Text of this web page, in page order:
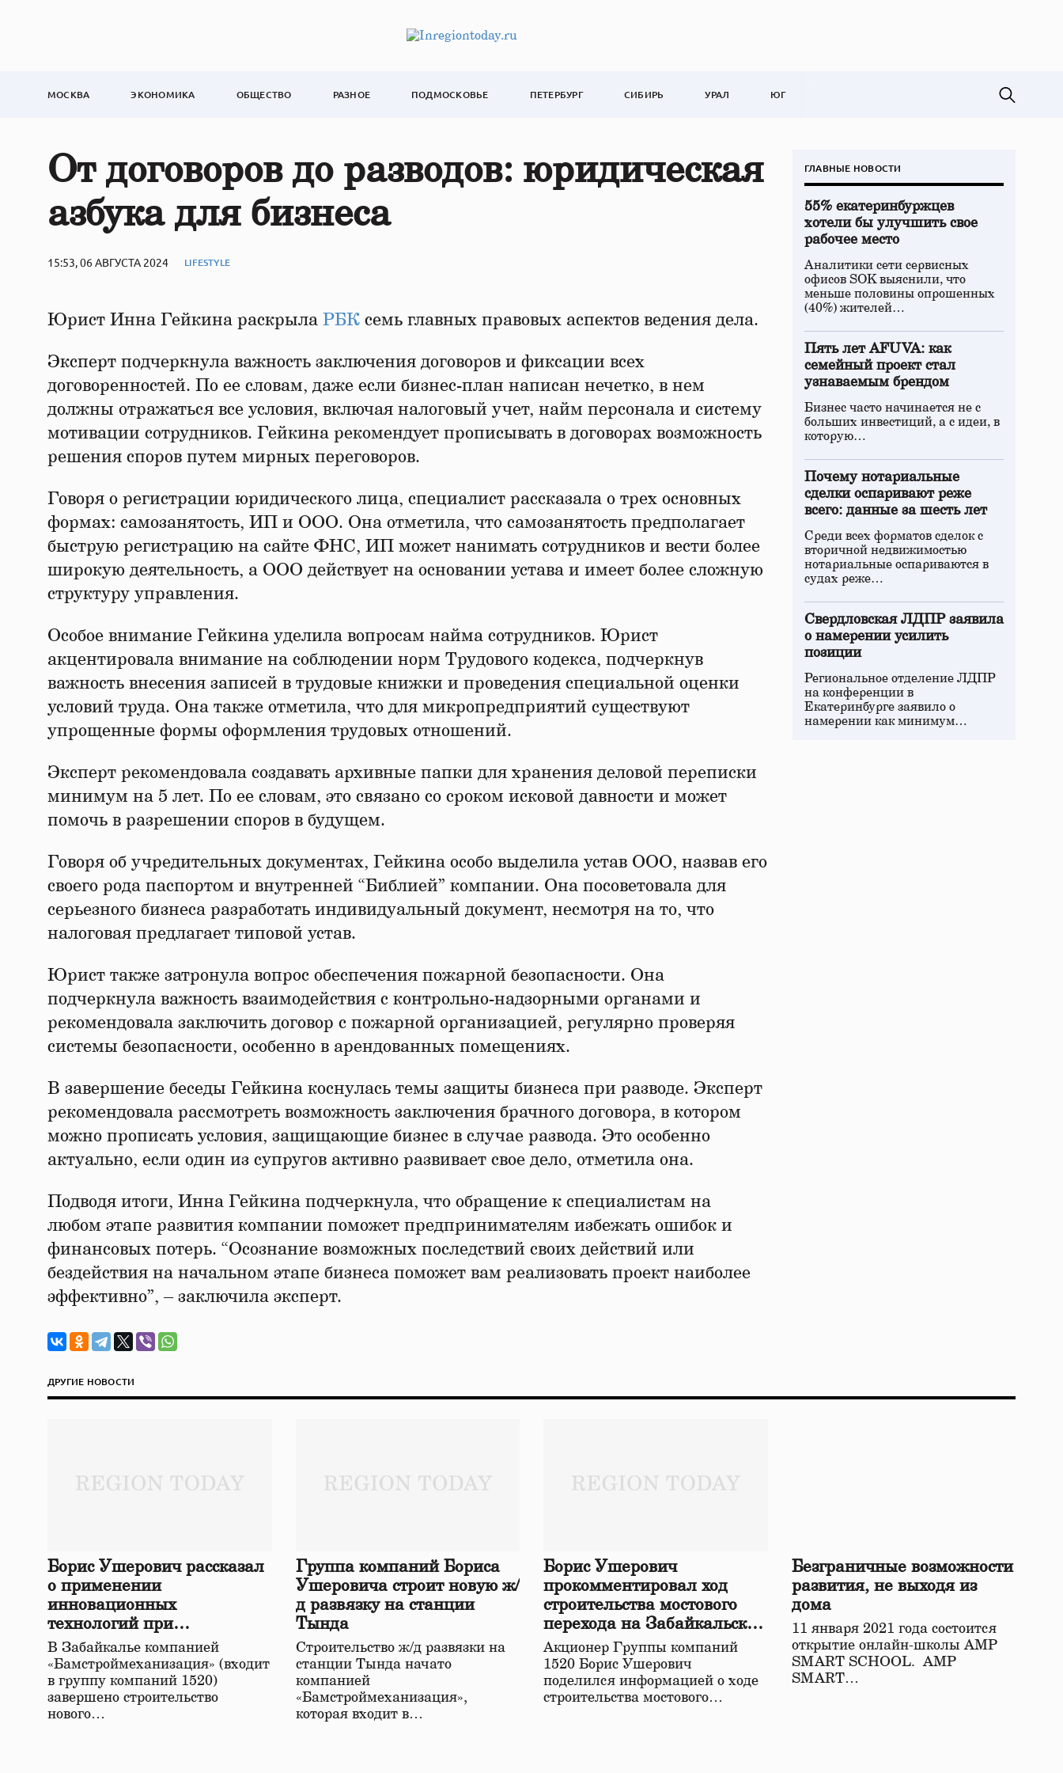
МОСКВА ЭКОНОМИКА ОБЩЕСТВО РАЗНОЕ ПОДМОСКОВЬЕ ПЕТЕРБУРГ СИБИРЬ УРАЛ ЮГ
От договоров до разводов: юридическая
азбука для бизнеса
15:53, 06 АВГУСТА 2024 LIFESTYLE
Юрист Инна Гейкина раскрыла РБК семь главных правовых аспектов ведения дела.
Эксперт подчеркнула важность заключения договоров и фиксации всех
договоренностей. По ее словам, даже если бизнес-план написан нечетко, в нем
должны отражаться все условия, включая налоговый учет, найм персонала и систему
мотивации сотрудников. Гейкина рекомендует прописывать в договорах возможность
решения споров путем мирных переговоров.
Говоря о регистрации юридического лица, специалист рассказала о трех основных
формах: самозанятость, ИП и ООО. Она отметила, что самозанятость предполагает
быструю регистрацию на сайте ФНС, ИП может нанимать сотрудников и вести более
широкую деятельность, а ООО действует на основании устава и имеет более сложную
структуру управления.
Особое внимание Гейкина уделила вопросам найма сотрудников. Юрист
акцентировала внимание на соблюдении норм Трудового кодекса, подчеркнув
важность внесения записей в трудовые книжки и проведения специальной оценки
условий труда. Она также отметила, что для микропредприятий существуют
упрощенные формы оформления трудовых отношений.
Эксперт рекомендовала создавать архивные папки для хранения деловой переписки
минимум на 5 лет. По ее словам, это связано со сроком исковой давности и может
помочь в разрешении споров в будущем.
Говоря об учредительных документах, Гейкина особо выделила устав ООО, назвав его
своего рода паспортом и внутренней “Библией” компании. Она посоветовала для
серьезного бизнеса разработать индивидуальный документ, несмотря на то, что
налоговая предлагает типовой устав.
Юрист также затронула вопрос обеспечения пожарной безопасности. Она
подчеркнула важность взаимодействия с контрольно-надзорными органами и
рекомендовала заключить договор с пожарной организацией, регулярно проверяя
системы безопасности, особенно в арендованных помещениях.
В завершение беседы Гейкина коснулась темы защиты бизнеса при разводе. Эксперт
рекомендовала рассмотреть возможность заключения брачного договора, в котором
можно прописать условия, защищающие бизнес в случае развода. Это особенно
актуально, если один из супругов активно развивает свое дело, отметила она.
Подводя итоги, Инна Гейкина подчеркнула, что обращение к специалистам на
любом этапе развития компании поможет предпринимателям избежать ошибок и
финансовых потерь. “Осознание возможных последствий своих действий или
бездействия на начальном этапе бизнеса поможет вам реализовать проект наиболее
эффективно”, – заключила эксперт.
ГЛАВНЫЕ НОВОСТИ
55% екатеринбуржцев
хотели бы улучшить свое
рабочее место
Аналитики сети сервисных
офисов SOK выяснили, что
меньше половины опрошенных
(40%) жителей…
Пять лет AFUVA: как
семейный проект стал
узнаваемым брендом
Бизнес часто начинается не с
больших инвестиций, а с идеи, в
которую…
Почему нотариальные
сделки оспаривают реже
всего: данные за шесть лет
Среди всех форматов сделок с
вторичной недвижимостью
нотариальные оспариваются в
судах реже…
Свердловская ЛДПР заявила
о намерении усилить
позиции
Региональное отделение ЛДПР
на конференции в
Екатеринбурге заявило о
намерении как минимум…
ДРУГИЕ НОВОСТИ
Борис Ушерович рассказал
о применении
инновационных
технологий при
строительстве нового моста
в Забайкалье
В Забайкалье компанией
«Бамстроймеханизация» (входит
в группу компаний 1520)
завершено строительство
нового…
Группа компаний Бориса
Ушеровича строит новую ж/
д развязку на станции
Тында
Строительство ж/д развязки на
станции Тында начато
компанией
«Бамстроймеханизация»,
которая входит в…
Борис Ушерович
прокомментировал ход
строительства мостового
перехода на Забайкальской
железной дороге
Акционер Группы компаний
1520 Борис Ушерович
поделился информацией о ходе
строительства мостового…
Безграничные возможности
развития, не выходя из
дома
11 января 2021 года состоится
открытие онлайн-школы АМР
SMART SCHOOL. АМР
SMART…